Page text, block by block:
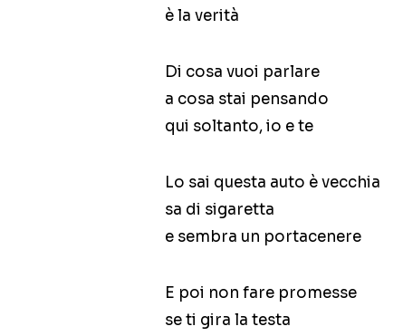
è la verità
Di cosa vuoi parlare
a cosa stai pensando
qui soltanto, io e te
Lo sai questa auto è vecchia
sa di sigaretta
e sembra un portacenere
E poi non fare promesse
se ti gira la testa